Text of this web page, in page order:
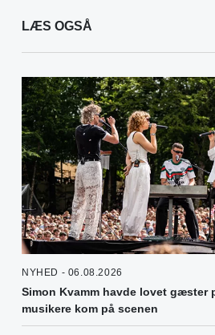
LÆS OGSÅ
NYHED - 06.08.2026
Simon Kvamm havde lovet gæster
musikere kom på scenen